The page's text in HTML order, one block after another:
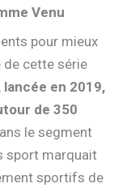
Venu
pour mieux
cette série
lancée en 2019,
de 350
le segment
sport marquait
sportifs de